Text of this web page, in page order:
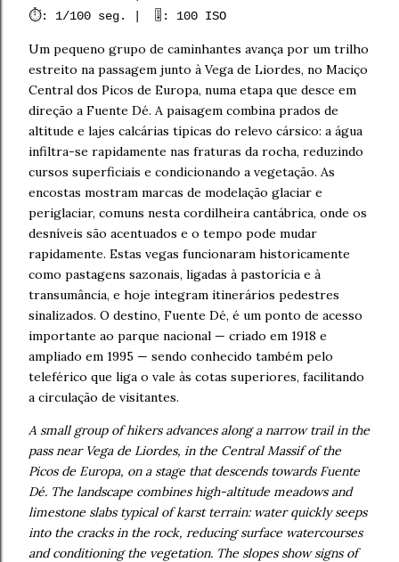
⏱️: 1/100 seg. | 🎚️: 100 ISO
Um pequeno grupo de caminhantes avança por um trilho
estreito na passagem junto à Vega de Liordes, no Maciço
Central dos Picos de Europa, numa etapa que desce em
direção a Fuente Dé. A paisagem combina prados de
altitude e lajes calcárias típicas do relevo cársico: a água
infiltra-se rapidamente nas fraturas da rocha, reduzindo
cursos superficiais e condicionando a vegetação. As
encostas mostram marcas de modelação glaciar e
periglaciar, comuns nesta cordilheira cantábrica, onde os
desníveis são acentuados e o tempo pode mudar
rapidamente. Estas vegas funcionaram historicamente
como pastagens sazonais, ligadas à pastorícia e à
transumância, e hoje integram itinerários pedestres
sinalizados. O destino, Fuente Dé, é um ponto de acesso
importante ao parque nacional — criado em 1918 e
ampliado em 1995 — sendo conhecido também pelo
teleférico que liga o vale às cotas superiores, facilitando
a circulação de visitantes.
A small group of hikers advances along a narrow trail in the
pass near Vega de Liordes, in the Central Massif of the
Picos de Europa, on a stage that descends towards Fuente
Dé. The landscape combines high-altitude meadows and
limestone slabs typical of karst terrain: water quickly seeps
into the cracks in the rock, reducing surface watercourses
and conditioning the vegetation. The slopes show signs of